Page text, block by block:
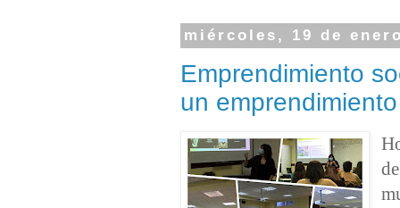
miércoles, 19 de
Emprendimiento
un